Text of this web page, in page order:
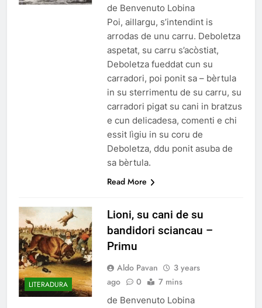
de Benvenuto Lobina
Poi, aillargu, s’intendint is
arrodas de unu carru. Deboletza
aspetat, su carru s’acòstiat,
Deboletza fueddat cun su
carradori, poi ponit sa – bèrtula
in su sterrimentu de su carru, su
carradori pigat su cani in bratzus
e cun delicadesa, comenti e chi
essit lìgiu in su coru de
Deboletza, ddu ponit asuba de
sa bèrtula.
Read More
LITERADURA
Lioni, su cani de su
bandidori sciancau –
Primu
Aldo Pavan
3 years
ago
0 7 mins
de Benvenuto Lobina